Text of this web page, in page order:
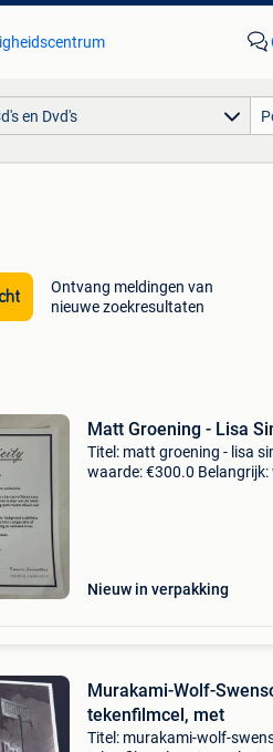
en Dvd's
Ontvang meldingen van
nieuwe zoekresultaten
Matt Groening - Lisa
Titel: matt groening - lisa
waarde: €300.0
Nieuw in verpakking
Murakami-Wolf-
tekenfilmcel, met
Titel: murakami-wolf-